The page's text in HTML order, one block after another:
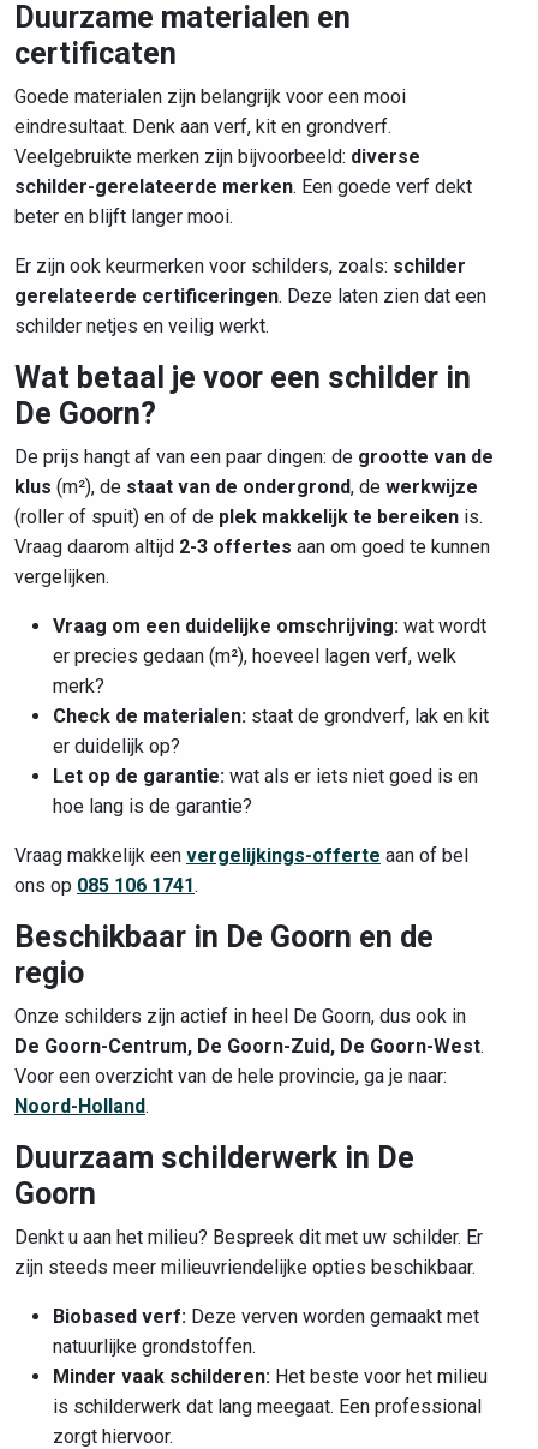
Duurzame materialen en
certificaten
Goede materialen zijn belangrijk voor een mooi
eindresultaat. Denk aan verf, kit en grondverf.
Veelgebruikte merken zijn bijvoorbeeld: diverse
schilder-gerelateerde merken. Een goede verf dekt
beter en blijft langer mooi.
Er zijn ook keurmerken voor schilders, zoals: schilder
gerelateerde certificeringen. Deze laten zien dat een
schilder netjes en veilig werkt.
Wat betaal je voor een schilder in
De Goorn?
De prijs hangt af van een paar dingen: de grootte van de
klus (m²), de staat van de ondergrond, de werkwijze
(roller of spuit) en of de plek makkelijk te bereiken is.
Vraag daarom altijd 2-3 offertes aan om goed te kunnen
vergelijken.
Vraag om een duidelijke omschrijving: wat wordt
er precies gedaan (m²), hoeveel lagen verf, welk
merk?
Check de materialen: staat de grondverf, lak en kit
er duidelijk op?
Let op de garantie: wat als er iets niet goed is en
hoe lang is de garantie?
Vraag makkelijk een vergelijkings-offerte aan of bel
ons op 085 106 1741.
Beschikbaar in De Goorn en de
regio
Onze schilders zijn actief in heel De Goorn, dus ook in
De Goorn-Centrum, De Goorn-Zuid, De Goorn-West.
Voor een overzicht van de hele provincie, ga je naar:
Noord-Holland.
Duurzaam schilderwerk in De
Goorn
Denkt u aan het milieu? Bespreek dit met uw schilder. Er
zijn steeds meer milieuvriendelijke opties beschikbaar.
Biobased verf: Deze verven worden gemaakt met
natuurlijke grondstoffen.
Minder vaak schilderen: Het beste voor het milieu
is schilderwerk dat lang meegaat. Een professional
zorgt hiervoor.